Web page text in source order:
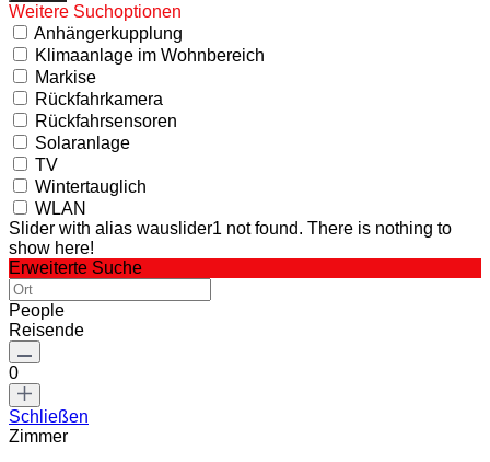
Weitere Suchoptionen
Anhängerkupplung
Klimaanlage im Wohnbereich
Markise
Rückfahrkamera
Rückfahrsensoren
Solaranlage
TV
Wintertauglich
WLAN
Slider with alias wauslider1 not found. There is nothing to
show here!
Erweiterte Suche
People
Reisende
0
Schließen
Zimmer